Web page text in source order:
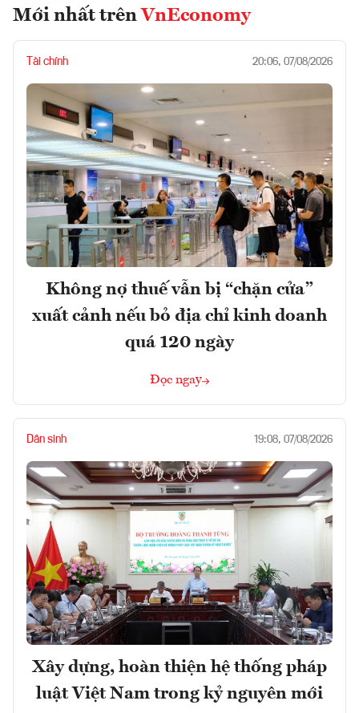
Mới nhất trên VnEconomy
Tài chính 20:06, 07/08/2026
Không nợ thuế vẫn bị “chặn cửa”
xuất cảnh nếu bỏ địa chỉ kinh doanh
quá 120 ngày
Đọc ngay
Dân sinh 19:08, 07/08/2026
Xây dựng, hoàn thiện hệ thống pháp
luật Việt Nam trong kỷ nguyên mới